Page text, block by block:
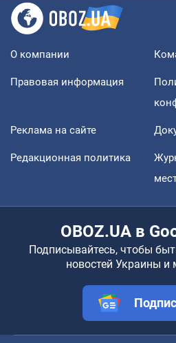
О компании
Правовая информация
Реклама на сайте
Редакционная политика
OBOZ.UA в
Подписывайтесь, чтобы
новостей Украины и